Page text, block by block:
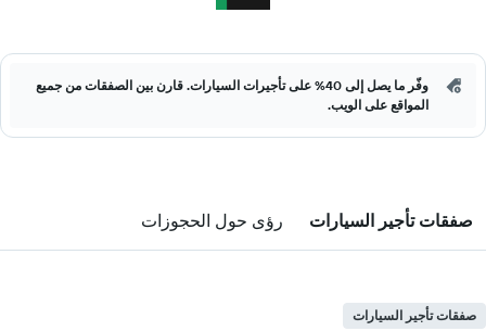
وفّر ما يصل إلى 40% على تأجيرات السيارات. قارن بين الصفقات من جميع
المواقع على الويب.
صفقات تأجير السيارات رؤى حول الحجوزات
صفقات تأجير السيارات